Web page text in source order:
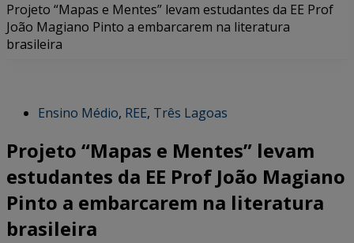
Projeto “Mapas e Mentes” levam estudantes da EE Prof
João Magiano Pinto a embarcarem na literatura
brasileira
Ensino Médio, REE, Três Lagoas
Projeto “Mapas e Mentes” levam
estudantes da EE Prof João Magiano
Pinto a embarcarem na literatura
brasileira